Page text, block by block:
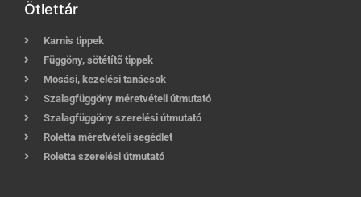
Ötlettár
Karnis tippek
Függöny, sötétítő tippek
Mosási, kezelési tanácsok
Szalagfüggöny méretvételi útmutató
Szalagfüggöny szerelési útmutató
Roletta méretvételi segédlet
Roletta szerelési útmutató